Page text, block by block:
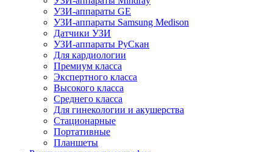
УЗИ-аппараты GE
УЗИ-аппараты Samsung Medison
Датчики УЗИ
УЗИ-аппараты РуСкан
Для кардиологии
Премиум класса
Экспертного класса
Высокого класса
Среднего класса
Для гинекологии и акушерства
Стационарные
Портативные
Планшеты